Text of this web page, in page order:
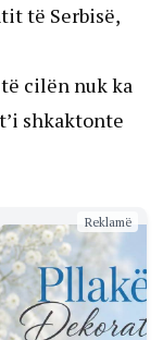
të Serbisë,
cilën nuk ka
shkaktonte
Reklamë